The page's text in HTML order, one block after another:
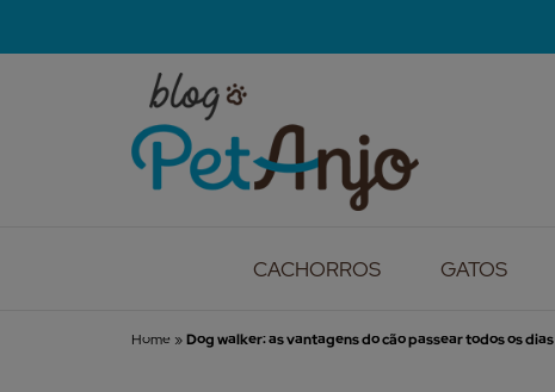
CACHORROS GATOS
Home »Dog walker: as vantagens do cão passear todos os dias